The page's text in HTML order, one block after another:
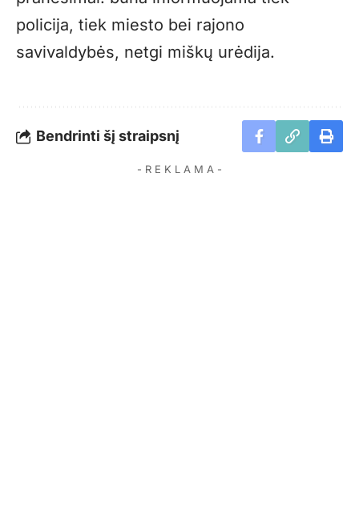
policija, tiek miesto bei rajono
savivaldybės, netgi miškų urėdija.
Bendrinti šį straipsnį
- R E K L A M A -